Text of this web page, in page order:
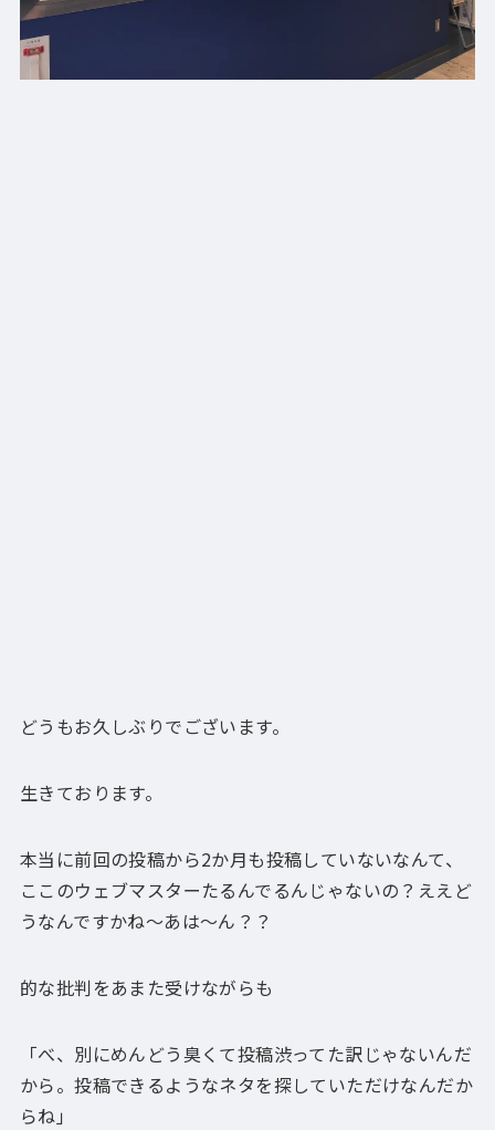
どうもお久しぶりでございます。
生きております。
本当に前回の投稿から2か月も投稿していないなんて、
ここのウェブマスターたるんでるんじゃないの？ええど
うなんですかね～あは～ん？？
的な批判をあまた受けながらも
「べ、別にめんどう臭くて投稿渋ってた訳じゃないんだ
から。投稿できるようなネタを探していただけなんだか
らね」